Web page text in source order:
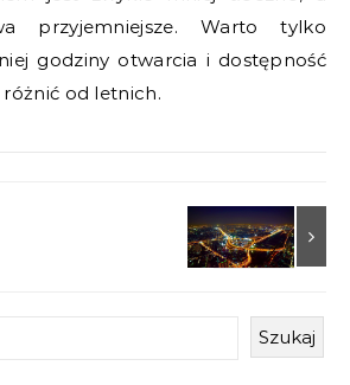
przyjemniejsze. Warto tylko
godziny otwarcia i dostępność
od letnich.
Szukaj